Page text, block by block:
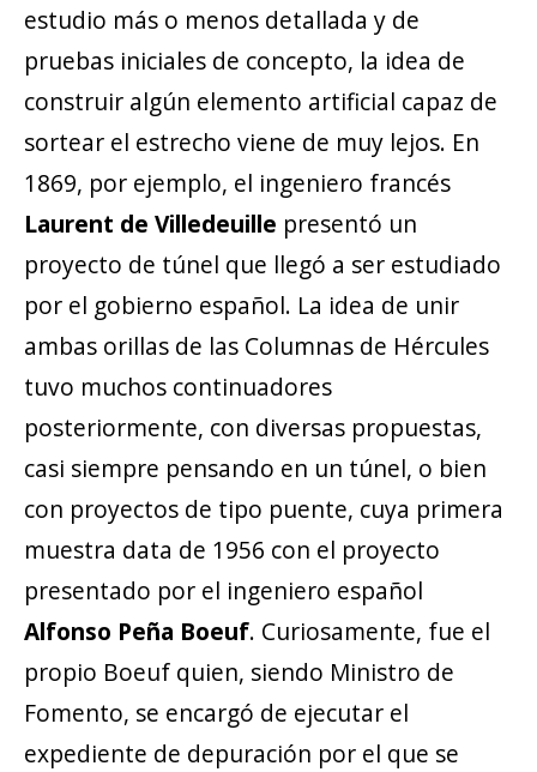
estudio más o menos detallada y de
pruebas iniciales de concepto, la idea de
construir algún elemento artificial capaz de
sortear el estrecho viene de muy lejos. En
1869, por ejemplo, el ingeniero francés
Laurent de Villedeuille presentó un
proyecto de túnel que llegó a ser estudiado
por el gobierno español. La idea de unir
ambas orillas de las Columnas de Hércules
tuvo muchos continuadores
posteriormente, con diversas propuestas,
casi siempre pensando en un túnel, o bien
con proyectos de tipo puente, cuya primera
muestra data de 1956 con el proyecto
presentado por el ingeniero español
Alfonso Peña Boeuf. Curiosamente, fue el
propio Boeuf quien, siendo Ministro de
Fomento, se encargó de ejecutar el
expediente de depuración por el que se